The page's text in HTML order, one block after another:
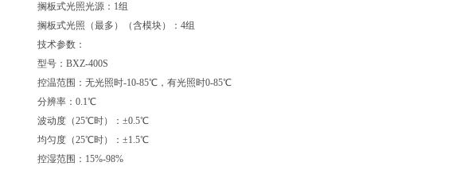
搁板式光照光源：1组
搁板式光照（最多）（含模块）：4组
技术参数：
型号：BXZ-400S
控温范围：无光照时-10-85℃，有光照时0-85℃
分辨率：0.1℃
波动度（25℃时）：±0.5℃
均匀度（25℃时）：±1.5℃
控湿范围：15%-98%